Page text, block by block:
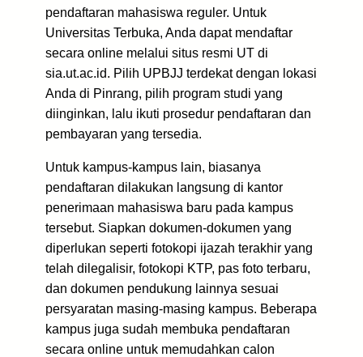
pendaftaran mahasiswa reguler. Untuk
Universitas Terbuka, Anda dapat mendaftar
secara online melalui situs resmi UT di
sia.ut.ac.id. Pilih UPBJJ terdekat dengan lokasi
Anda di Pinrang, pilih program studi yang
diinginkan, lalu ikuti prosedur pendaftaran dan
pembayaran yang tersedia.
Untuk kampus-kampus lain, biasanya
pendaftaran dilakukan langsung di kantor
penerimaan mahasiswa baru pada kampus
tersebut. Siapkan dokumen-dokumen yang
diperlukan seperti fotokopi ijazah terakhir yang
telah dilegalisir, fotokopi KTP, pas foto terbaru,
dan dokumen pendukung lainnya sesuai
persyaratan masing-masing kampus. Beberapa
kampus juga sudah membuka pendaftaran
secara online untuk memudahkan calon